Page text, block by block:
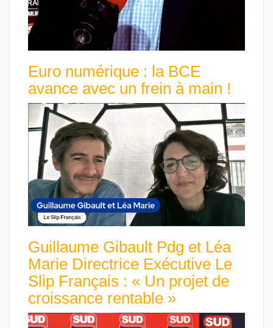
Euro numérique : la BCE
avance avec un frein à main !
Guillaume Gibault Pdg et Léa
Marie Directrice Exécutive Le
Slip Français : « Un projet de
croissance rentable »